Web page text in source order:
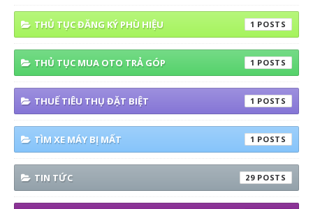
THỦ TỤC ĐĂNG KÝ PHÙ HIỆU 1
THỦ TỤC MUA OTO TRẢ GÓP 1
THUẾ TIÊU THỤ ĐẶT BIỆT 1
TÌM XE MÁY BỊ MẤT 1
TIN TỨC 29